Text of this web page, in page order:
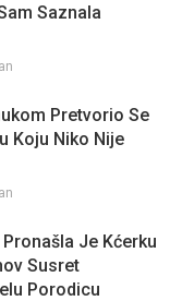
Saznala
Pretvorio Se
Koju Niko Nije
Je Kćerku
Susret
Porodicu